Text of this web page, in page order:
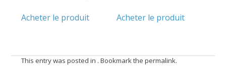
Acheter le produit Acheter le produit
This entry was posted in . Bookmark thepermalink.